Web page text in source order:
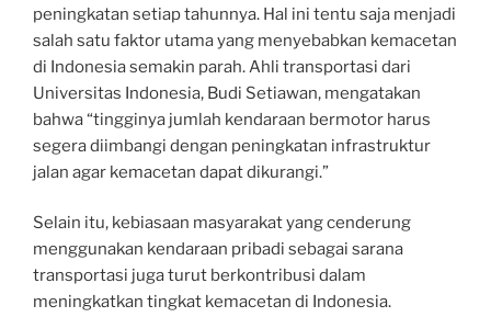
peningkatan setiap tahunnya. Hal ini tentu saja menjadi
salah satu faktor utama yang menyebabkan kemacetan
di Indonesia semakin parah. Ahli transportasi dari
Universitas Indonesia, Budi Setiawan, mengatakan
bahwa “tingginya jumlah kendaraan bermotor harus
segera diimbangi dengan peningkatan infrastruktur
jalan agar kemacetan dapat dikurangi.”
Selain itu, kebiasaan masyarakat yang cenderung
menggunakan kendaraan pribadi sebagai sarana
transportasi juga turut berkontribusi dalam
meningkatkan tingkat kemacetan di Indonesia.